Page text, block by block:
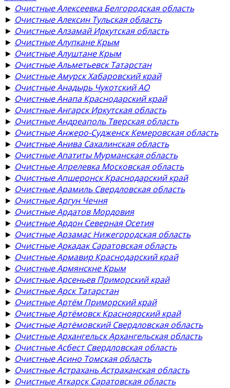
► Очистные Алексеевка Белгородская область
► Очистные Алексин Тульская область
► Очистные Алзамай Иркутская область
► Очистные Алупкане Крым
► Очистные Алуштане Крым
► Очистные Альметьевск Татарстан
► Очистные Амурск Хабаровский край
► Очистные Анадырь Чукотский АО
► Очистные Анапа Краснодарский край
► Очистные Ангарск Иркутская область
► Очистные Андреаполь Тверская область
► Очистные Анжеро-Судженск Кемеровская область
► Очистные Анива Сахалинская область
► Очистные Апатиты Мурманская область
► Очистные Апрелевка Московская область
► Очистные Апшеронск Краснодарский край
► Очистные Арамиль Свердловская область
► Очистные Аргун Чечня
► Очистные Ардатов Мордовия
► Очистные Ардон Северная Осетия
► Очистные Арзамас Нижегородская область
► Очистные Аркадак Саратовская область
► Очистные Армавир Краснодарский край
► Очистные Армянскне Крым
► Очистные Арсеньев Приморский край
► Очистные Арск Татарстан
► Очистные Артём Приморский край
► Очистные Артёмовск Красноярский край
► Очистные Артёмовский Свердловская область
► Очистные Архангельск Архангельская область
► Очистные Асбест Свердловская область
► Очистные Асино Томская область
► Очистные Астрахань Астраханская область
► Очистные Аткарск Саратовская область